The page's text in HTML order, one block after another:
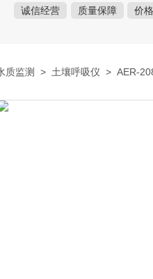
诚信经营 质量保障 价
质监测 > 土壤呼吸仪 > AER-